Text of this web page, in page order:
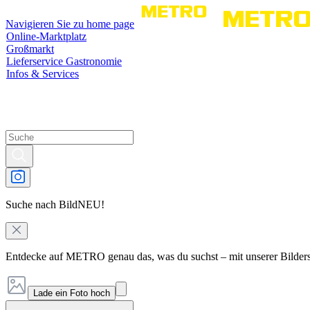
Navigieren Sie zu home page
Online-Marktplatz
Großmarkt
Lieferservice Gastronomie
Infos & Services
Suche nach BildNEU!
Entdecke auf METRO genau das, was du suchst – mit unserer
Lade ein Foto hoch